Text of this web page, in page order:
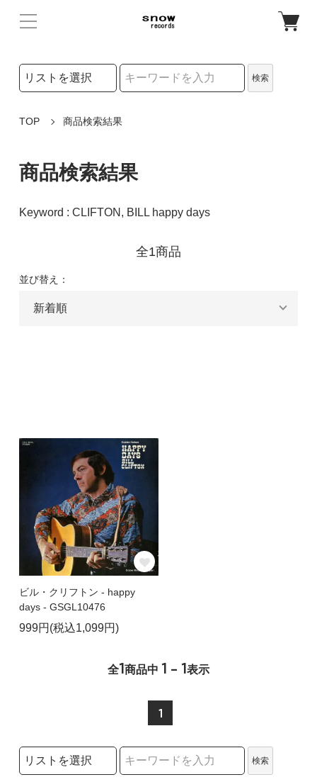
検索リストの選択
検索
TOP 商品検索結果
商品検索結果
Keyword : CLIFTON, BILL happy days
全1商品
並び替え：
ビル・クリフトン - happy
days - GSGL10476
999円(税込1,099円)
全1商品中 1 - 1表示
1
検索リストの選択
検索